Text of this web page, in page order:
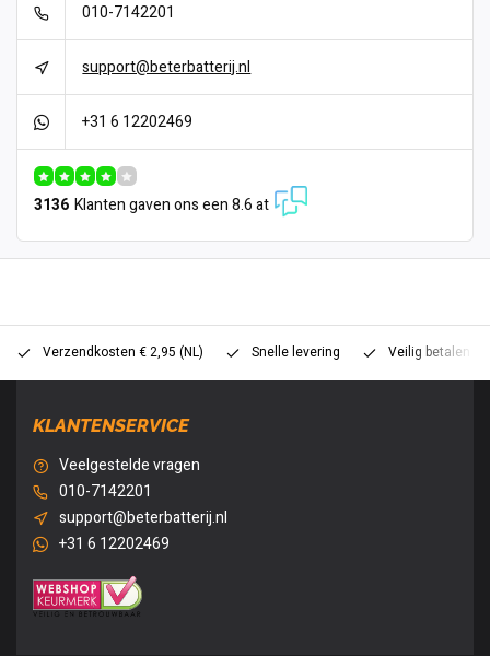
010-7142201
support@beterbatterij.nl
+31 6 12202469
3136 Klanten gaven ons een 8.6 at
Verzendkosten € 2,95 (NL) Snelle levering Veilig betalen
KLANTENSERVICE
Veelgestelde vragen
010-7142201
support@beterbatterij.nl
+31 6 12202469